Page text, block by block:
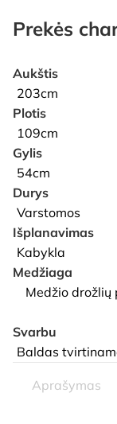
Prekės
Aukštis
203cm
Plotis
109cm
Gylis
54cm
Durys
Varstomos
Išplanavimas
Kabykla
Medžiaga
Medžio drožlių
Svarbu
Baldas
Aprašymas